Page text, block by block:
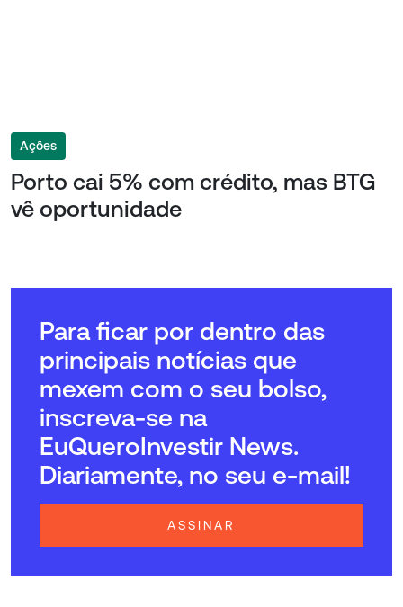
Ações
Porto cai 5% com crédito, mas BTG
vê oportunidade
Para ficar por dentro das
principais notícias que
mexem com o seu bolso,
inscreva-se na
EuQueroInvestir News.
Diariamente, no seu e-mail!
ASSINAR